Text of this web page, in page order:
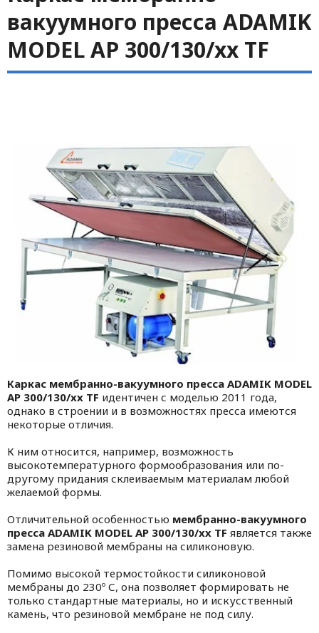
вакуумного пресса ADAMIK
MODEL AP 300/130/xx TF
Каркас мембранно-вакуумного пресса ADAMIK MODEL
AP 300/130/xx TF идентичен с моделью 2011 года,
однако в строении и в возможностях пресса имеются
некоторые отличия.
К ним относится, например, возможность
высокотемпературного формообразования или по-
другому придания склеиваемым материалам любой
желаемой формы.
Отличительной особенностью мембранно-вакуумного
пресса ADAMIK MODEL AP 300/130/xx TF является также
замена резиновой мембраны на силиконовую.
Помимо высокой термостойкости силиконовой
мембраны до 230º С, она позволяет формировать не
только стандартные материалы, но и искусственный
камень, что резиновой мембране не под силу.